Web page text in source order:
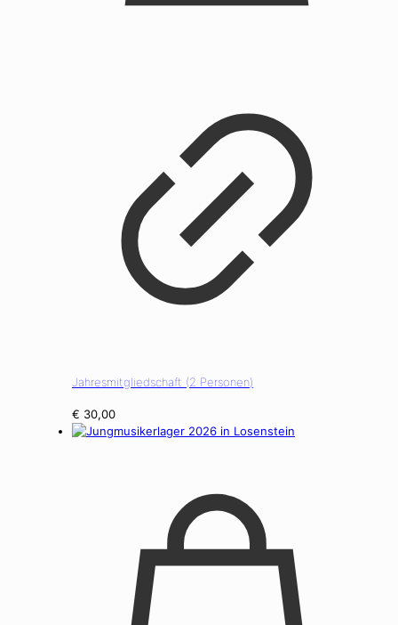
Jahresmitgliedschaft (2 Personen)
€ 30,00